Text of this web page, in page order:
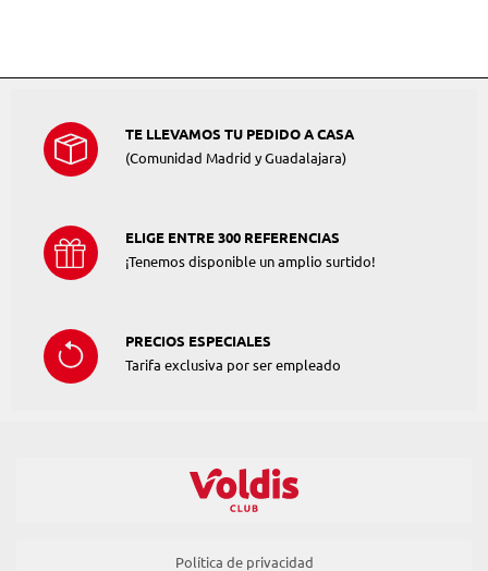
TE LLEVAMOS TU PEDIDO A CASA
(Comunidad Madrid y Guadalajara)
ELIGE ENTRE 300 REFERENCIAS
¡Tenemos disponible un amplio surtido!
PRECIOS ESPECIALES
Tarifa exclusiva por ser empleado
Política de privacidad